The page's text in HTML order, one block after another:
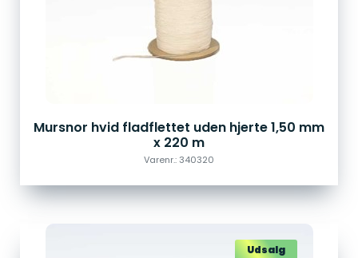
Mursnor hvid fladflettet uden hjerte 1,50 mm
x 220 m
Varenr.: 340320
Udsalg